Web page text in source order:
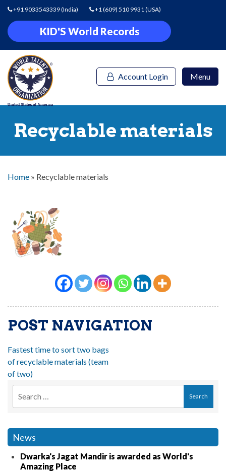
+91 9033543339(India) +1 (609) 510 9931(USA)
KID'S World Records
Account Login Menu
Recyclable materials
Home » Recyclable materials
POST NAVIGATION
Fastest time to sort two bags
of recyclable materials (team
of two)
News
Dwarka's Jagat Mandir is awarded as World's
Amazing Place